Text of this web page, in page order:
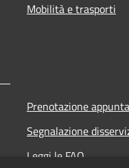
Mobilità e trasporti
Prenotazione
Segnalazione
Leggi le FAQ